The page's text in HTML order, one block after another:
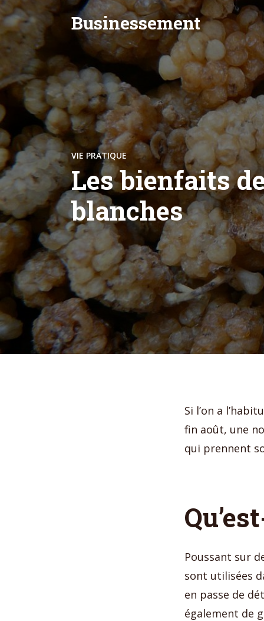
Businessement
VIE PRATIQUE
Les bienfaits
blanches
Si l’on a
fin août, une
qui prennent
Poussant sur
sont utilisées
en passe de
également de